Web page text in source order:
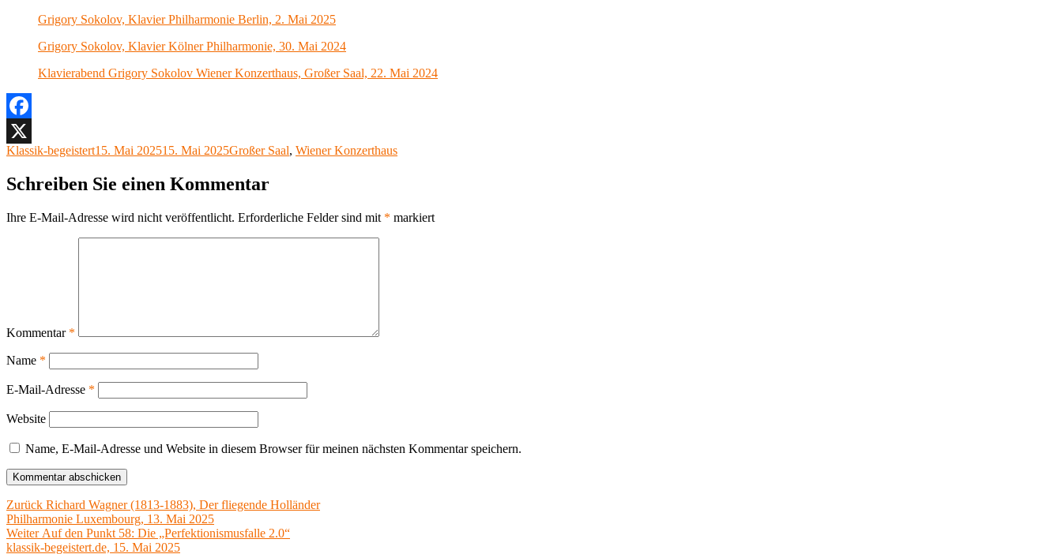
Grigory Sokolov, Klavier Philharmonie Berlin, 2. Mai 2025
Grigory Sokolov, Klavier Kölner Philharmonie, 30. Mai 2024
Klavierabend Grigory Sokolov Wiener Konzerthaus, Großer Saal, 22. Mai 2024
Facebook
X
Autor
Klassik-begeistertVeröffentlicht
15. Mai 202515. Mai 2025Kategorien
Großer Saal, Wiener Konzerthaus
Schreiben Sie einen Kommentar
Ihre E-Mail-Adresse wird nicht veröffentlicht. Erforderliche Felder sind mit * markiert
Kommentar *
Name *
E-Mail-Adresse *
Website
Name, E-Mail-Adresse und Website in diesem Browser für meinen nächsten Kommentar speichern.
Beitragsnavigation
Zurück Vorheriger
Beitrag:
Richard Wagner (1813-1883), Der fliegende Holländer
Philharmonie Luxembourg, 13. Mai 2025
Weiter Nächster
Beitrag:
Auf den Punkt 58: Die „Perfektionismusfalle 2.0“
klassik-begeistert.de, 15. Mai 2025